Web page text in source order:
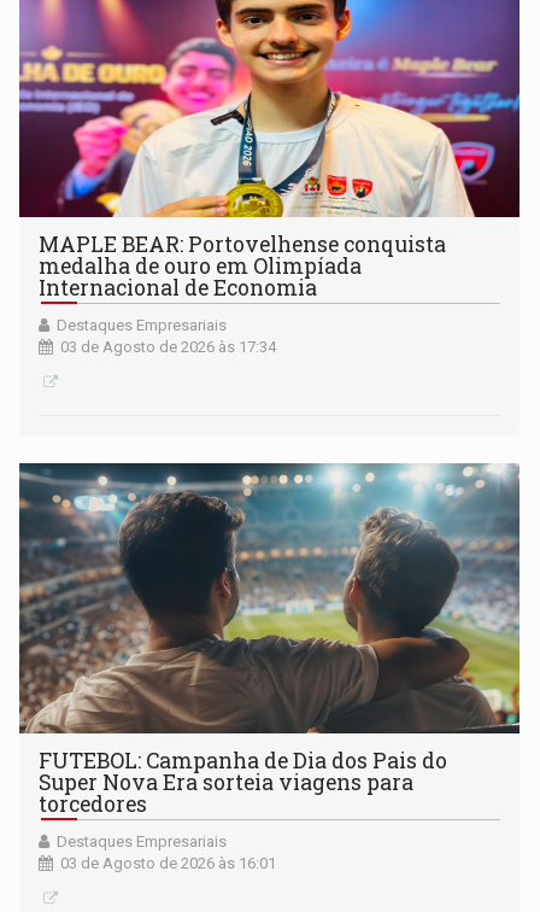
MAPLE BEAR: Portovelhense conquista
medalha de ouro em Olimpíada
Internacional de Economia
Destaques Empresariais
03 de Agosto de 2026 às 17:34
FUTEBOL: Campanha de Dia dos Pais do
Super Nova Era sorteia viagens para
torcedores
Destaques Empresariais
03 de Agosto de 2026 às 16:01